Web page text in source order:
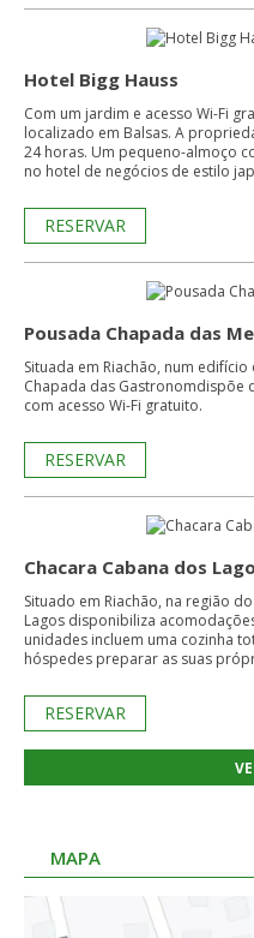
Hotel Bigg Hauss
Com um jardim e acesso Wi-Fi
localizado em Balsas. A
24 horas. Um pequeno-almoço continental é servido todas as manhãs
no hotel de negócios de estilo
RESERVAR
Pousada Chapada das
Situada em Riachão, num
Chapada das Gastronomdispõe
com acesso Wi-Fi gratuito.
RESERVAR
Chacara Cabana dos
Situado em Riachão, na região
Lagos disponibiliza acomodações
unidades incluem uma cozinha
hóspedes preparar as suas
RESERVAR
MAPA